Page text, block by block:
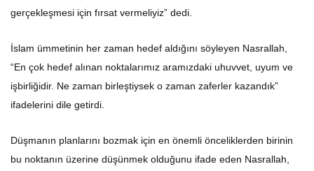
gerçekleşmesi için fırsat vermeliyiz” dedi.
İslam ümmetinin her zaman hedef aldığını söyleyen Nasrallah,
“En çok hedef alınan noktalarımız aramızdaki uhuvvet, uyum ve
işbirliğidir. Ne zaman birleştiysek o zaman zaferler kazandık”
ifadelerini dile getirdi.
Düşmanın planlarını bozmak için en önemli önceliklerden birinin
bu noktanın üzerine düşünmek olduğunu ifade eden Nasrallah,